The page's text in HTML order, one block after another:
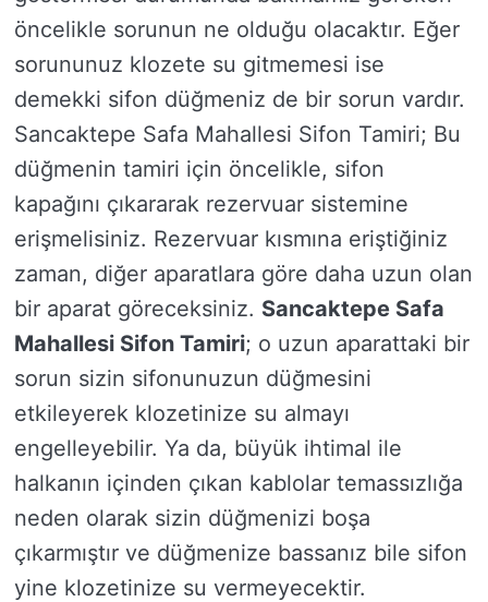
öncelikle sorunun ne olduğu olacaktır. Eğer
sorununuz klozete su gitmemesi ise
demekki sifon düğmeniz de bir sorun vardır.
Sancaktepe Safa Mahallesi Sifon Tamiri; Bu
düğmenin tamiri için öncelikle, sifon
kapağını çıkararak rezervuar sistemine
erişmelisiniz. Rezervuar kısmına eriştiğiniz
zaman, diğer aparatlara göre daha uzun olan
bir aparat göreceksiniz. Sancaktepe Safa
Mahallesi Sifon Tamiri; o uzun aparattaki bir
sorun sizin sifonunuzun düğmesini
etkileyerek klozetinize su almayı
engelleyebilir. Ya da, büyük ihtimal ile
halkanın içinden çıkan kablolar temassızlığa
neden olarak sizin düğmenizi boşa
çıkarmıştır ve düğmenize bassanız bile sifon
yine klozetinize su vermeyecektir.